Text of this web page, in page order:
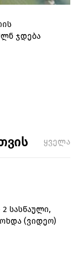
ჯდება
ყველა
სასწაული,
(ვიდეო)